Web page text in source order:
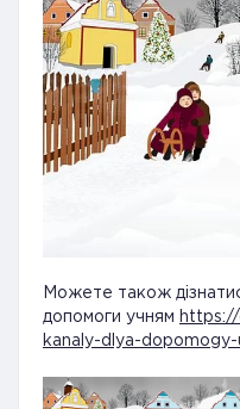
Можете також
допомоги учням
https://
kanaly-dlya-